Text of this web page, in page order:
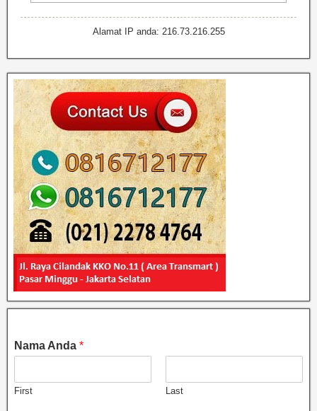
Alamat IP anda: 216.73.216.255
Nama Anda *
First Last